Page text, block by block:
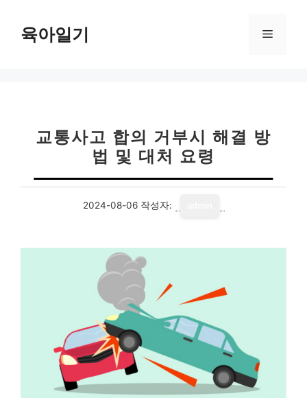
육아일기 메
교통사고 합의 거부시 해결 방
법 및 대처 요령
2024-08-06 작성자: